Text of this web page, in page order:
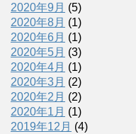
2020年9月 (5)
2020年8月 (1)
2020年6月 (1)
2020年5月 (3)
2020年4月 (1)
2020年3月 (2)
2020年2月 (2)
2020年1月 (1)
2019年12月 (4)